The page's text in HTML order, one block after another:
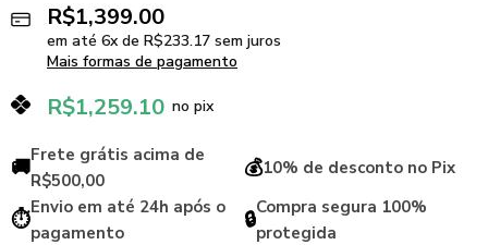
R$1,399.00
em até 6x de R$233.17 sem juros
Mais formas de pagamento
R$1,259.10 no pix
🚚Frete grátis acima de
R$500,00
💰10% de desconto no Pix
⏱️Envio em até 24h após o
pagamento
🔒Compra segura 100%
protegida